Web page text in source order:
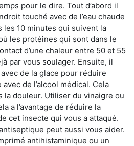
pour le dire. Tout d’abord il
touché avec de l’eau chaude
les 10 minutes qui suivent la
les protéines qui sont dans le
d’une chaleur entre 50 et 55
par vous soulager. Ensuite, il
de la glace pour réduire
de l’alcool médical. Cela
la douleur. Utiliser du vinaigre ou
a l’avantage de réduire la
cet insecte qui vous a attaqué.
peut aussi vous aider.
antihistaminique ou un